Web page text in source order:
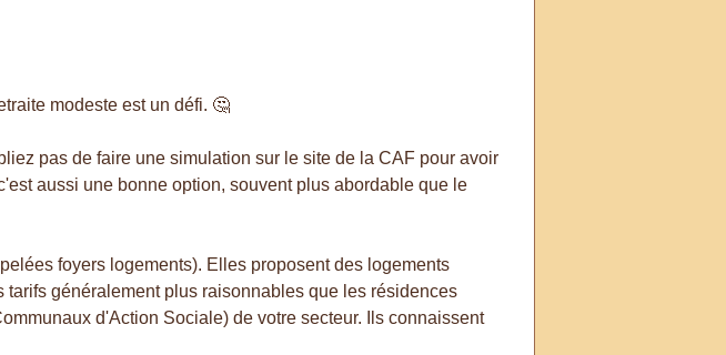
modeste est un défi. 🤔
pas de faire une simulation sur le site de la CAF pour avoir
aussi une bonne option, souvent plus abordable que le
foyers logements). Elles proposent des logements
généralement plus raisonnables que les résidences
d'Action Sociale) de votre secteur. Ils connaissent